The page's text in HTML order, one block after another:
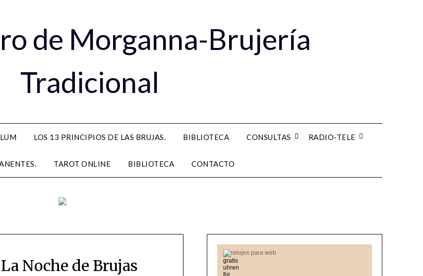
de Morganna-Brujería
Tradicional
LOS 13 PRINCIPIOS DE LAS BRUJAS. BIBLIOTECA CONSULTAS RADIO-TELE
TAROT ONLINE BIBLIOTECA CONTACTO
Noche de Brujas
relojes para web